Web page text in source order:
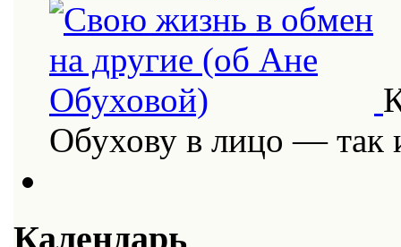
Обухову в лицо —
Календарь